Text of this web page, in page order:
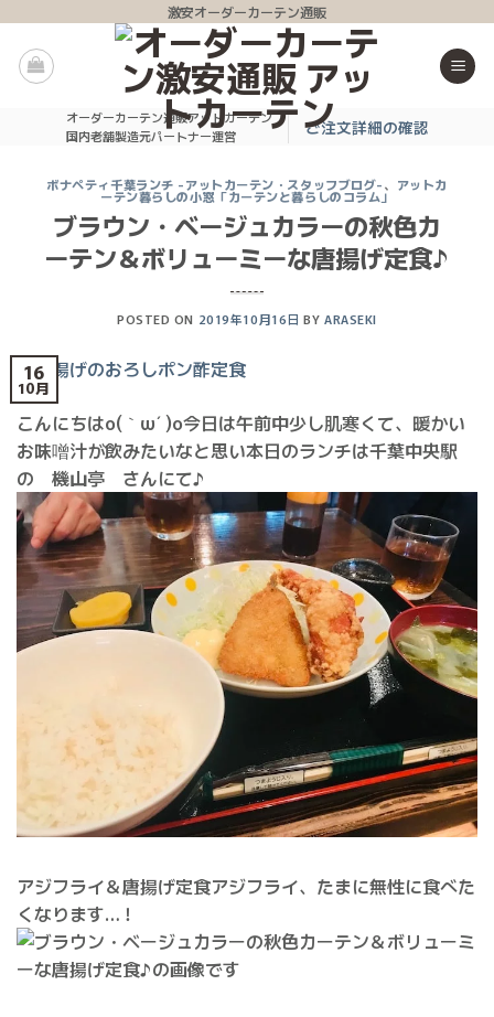
content
激安オーダーカーテン通販
オーダーカーテン通販アットカーテン
国内老舗製造元パートナー運営
ご注文詳細の確認
ボナペティ千葉ランチ -アットカーテン・スタッフブログ-、 アットカ
ーテン暮らしの小窓「カーテンと暮らしのコラム」
ブラウン・ベージュカラーの秋色カ
ーテン＆ボリューミーな唐揚げ定食♪
POSTED ON 2019年10月16日 BYARASEKI
16
10月
こんにちはo(｀ω´ )o今日は午前中少し肌寒くて、暖かい
お味噌汁が飲みたいなと思い本日のランチは千葉中央駅
の 機山亭 さんにて♪
アジフライ＆唐揚げ定食アジフライ、たまに無性に食べた
くなります…！